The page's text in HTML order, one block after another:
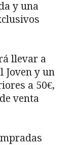
y una
llevar a
Joven y un
a 50€,
venta